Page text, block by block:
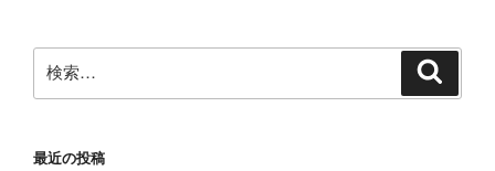
ン
索:
最近の投稿